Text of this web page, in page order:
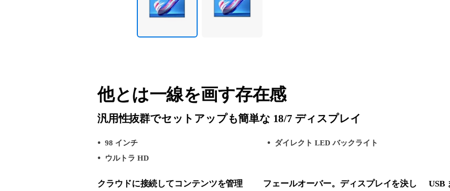
他とは一線を画す存在感
汎用性抜群でセットアップも簡単な 18/7 ディスプレイ
98 インチ
ダイレクト LED バックライト
ウルトラ HD
クラウドに接続してコンテンツを管理
フェールオーバー。ディスプレイを決し
USB